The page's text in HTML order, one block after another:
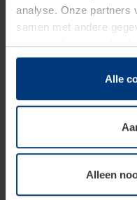
analyse. Onze partners
samen met andere
gesteld of die zij in het
dienstverlening hebben
Juridisch zijn wij
onze pagina's absoluut
soorten cookies is uw
toestemming kunt u op
wijzigen of herroepen.
Alle
Alleen
Je weet het hoofd
Alkmaar draait op
Je bent goed
actieve
Je bent
Je beschikt